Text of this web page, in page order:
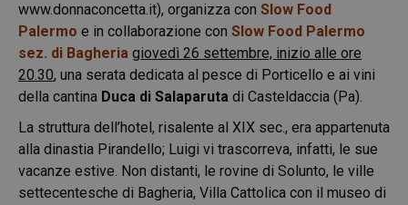
www.donnaconcetta.it), organizza con Slow Food
Palermo e in collaborazione con Slow Food Palermo
sez. di Bagheria giovedì 26 settembre, inizio alle ore
20.30, una serata dedicata al pesce di Porticello e ai vini
della cantina Duca di Salaparuta di Casteldaccia (Pa).
La struttura dell’hotel, risalente al XIX sec., era appartenuta
alla dinastia Pirandello; Luigi vi trascorreva, infatti, le sue
vacanze estive. Non distanti, le rovine di Solunto, le ville
settecentesche di Bagheria, Villa Cattolica con il museo di